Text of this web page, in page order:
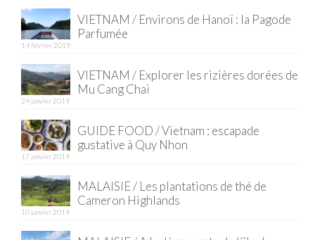
Ninh Binh
EUROPE
La Réunion
Poitou
VIETNAM / Environs de Hanoï : la Pagode
Parfumée
14 février 2019
VIETNAM / Explorer les rizières dorées de
Mu Cang Chai
24 janvier 2019
GUIDE FOOD / Vietnam : escapade
gustative à Quy Nhon
17 janvier 2019
MALAISIE / Les plantations de thé de
Cameron Highlands
10 janvier 2019